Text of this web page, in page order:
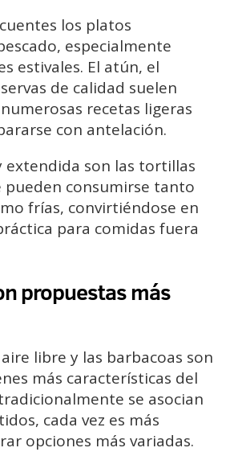
los platos
especialmente
estivales. El atún, el
de calidad suelen
recetas ligeras
con antelación.
extendida son las tortillas
pueden consumirse tanto
frías, convirtiéndose en
para comidas fuera
propuestas más
libre y las barbacoas son
más características del
se asocian
cada vez es más
opciones más variadas.